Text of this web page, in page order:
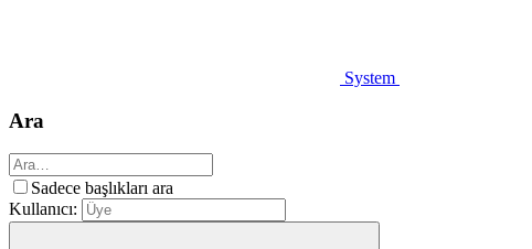
System
Ara
Sadece başlıkları ara
Kullanıcı: